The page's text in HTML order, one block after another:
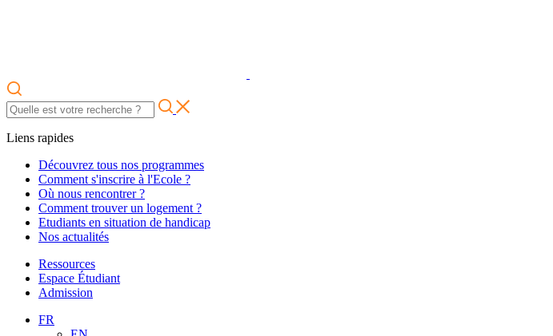
Liens rapides
Découvrez tous nos programmes
Comment s'inscrire à l'Ecole ?
Où nous rencontrer ?
Comment trouver un logement ?
Etudiants en situation de handicap
Nos actualités
Ressources
Espace Étudiant
Admission
FR